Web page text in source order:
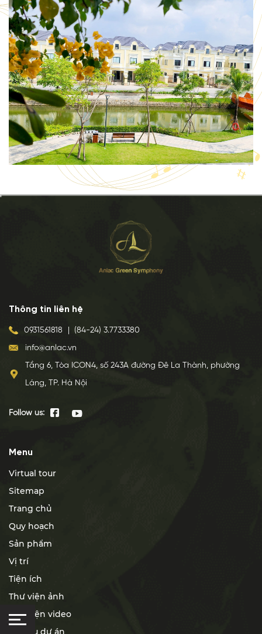
Thông tin liên hệ
0931561818 (84-24) 3.7733380
info@anlac.vn
Tầng 6, Tòa ICON4, số 243A đường Đê La Thành, phường
Láng, TP. Hà Nội
Follow us:
Menu
Virtual tour
Sitemap
Trang chủ
Quy hoạch
Sản phẩm
Vị trí
Tiện ích
Thư viện ảnh
Thư viện video
Tài liệu dự án